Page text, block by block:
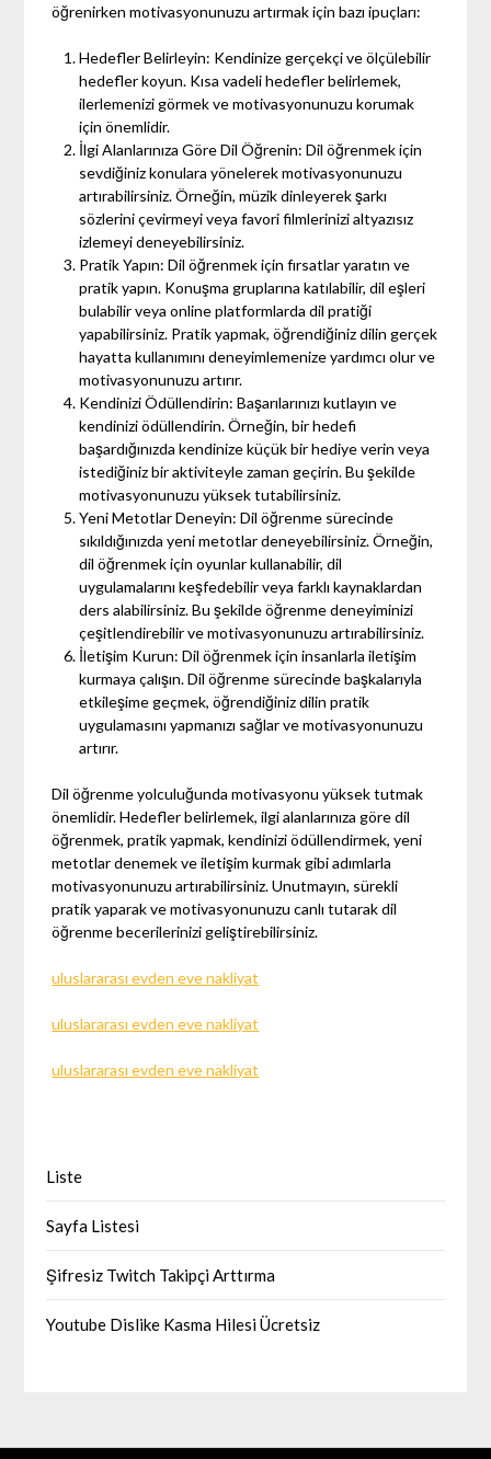
öğrenirken motivasyonunuzu artırmak için bazı ipuçları:
Hedefler Belirleyin: Kendinize gerçekçi ve ölçülebilir
hedefler koyun. Kısa vadeli hedefler belirlemek,
ilerlemenizi görmek ve motivasyonunuzu korumak
için önemlidir.
İlgi Alanlarınıza Göre Dil Öğrenin: Dil öğrenmek için
sevdiğiniz konulara yönelerek motivasyonunuzu
artırabilirsiniz. Örneğin, müzik dinleyerek şarkı
sözlerini çevirmeyi veya favori filmlerinizi altyazısız
izlemeyi deneyebilirsiniz.
Pratik Yapın: Dil öğrenmek için fırsatlar yaratın ve
pratik yapın. Konuşma gruplarına katılabilir, dil eşleri
bulabilir veya online platformlarda dil pratiği
yapabilirsiniz. Pratik yapmak, öğrendiğiniz dilin gerçek
hayatta kullanımını deneyimlemenize yardımcı olur ve
motivasyonunuzu artırır.
Kendinizi Ödüllendirin: Başarılarınızı kutlayın ve
kendinizi ödüllendirin. Örneğin, bir hedefi
başardığınızda kendinize küçük bir hediye verin veya
istediğiniz bir aktiviteyle zaman geçirin. Bu şekilde
motivasyonunuzu yüksek tutabilirsiniz.
Yeni Metotlar Deneyin: Dil öğrenme sürecinde
sıkıldığınızda yeni metotlar deneyebilirsiniz. Örneğin,
dil öğrenmek için oyunlar kullanabilir, dil
uygulamalarını keşfedebilir veya farklı kaynaklardan
ders alabilirsiniz. Bu şekilde öğrenme deneyiminizi
çeşitlendirebilir ve motivasyonunuzu artırabilirsiniz.
İletişim Kurun: Dil öğrenmek için insanlarla iletişim
kurmaya çalışın. Dil öğrenme sürecinde başkalarıyla
etkileşime geçmek, öğrendiğiniz dilin pratik
uygulamasını yapmanızı sağlar ve motivasyonunuzu
artırır.
Dil öğrenme yolculuğunda motivasyonu yüksek tutmak
önemlidir. Hedefler belirlemek, ilgi alanlarınıza göre dil
öğrenmek, pratik yapmak, kendinizi ödüllendirmek, yeni
metotlar denemek ve iletişim kurmak gibi adımlarla
motivasyonunuzu artırabilirsiniz. Unutmayın, sürekli
pratik yaparak ve motivasyonunuzu canlı tutarak dil
öğrenme becerilerinizi geliştirebilirsiniz.
uluslararası evden eve nakliyat
uluslararası evden eve nakliyat
uluslararası evden eve nakliyat
Liste
Sayfa Listesi
Şifresiz Twitch Takipçi Arttırma
Youtube Dislike Kasma Hilesi Ücretsiz